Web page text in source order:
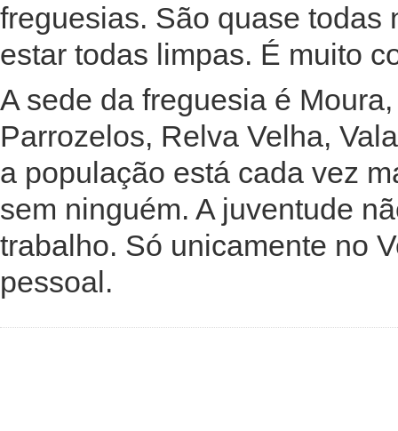
freguesias. São quase todas
estar todas limpas. É muito
A sede da freguesia é
Parrozelos, Relva Velha,
a população está cada vez
sem ninguém. A juventude
trabalho. Só unicamente no
pessoal.